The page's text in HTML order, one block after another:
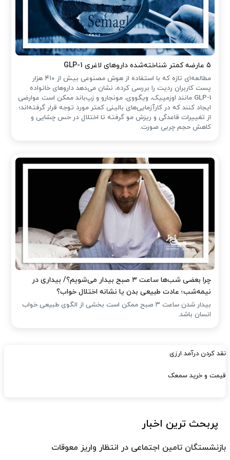
۵ عارضه کمتر شناخته‌شده داروهای لاغری GLP-1
مطالعه‌ای تازه که با استفاده از هوش مصنوعی بیش از ۴۱۰ هزار
پست کاربران ردیت را بررسی کرده، نشان می‌دهد داروهای خانواده
GLP-1 مانند اوزمپیک، ویگووی، مونجارو و زپ‌باند ممکن است عوارضی
ایجاد کنند که در کارآزمایی‌های بالینی کمتر مورد توجه قرار گرفته‌اند؛
از تغییرات قاعدگی و ریزش مو گرفته تا اختلال در حس چشایی و
کاهش حجم چربی صورت.
چرا بعضی شب‌ها ساعت ۳ صبح بیدار می‌شویم؟/ بیداری در
نیمه‌شب؛ عادت طبیعی بدن یا نشانه اختلال خواب؟
بیدار شدن ساعت ۳ صبح ممکن است بخشی از الگوی طبیعی خواب
انسان باشد.
نقد کردن درآمد ارزی
قیمت و خرید سمعک
پربحث ترین اخبار
بازنشستگان تامین اجتماعی در انتظار واریز معوقات